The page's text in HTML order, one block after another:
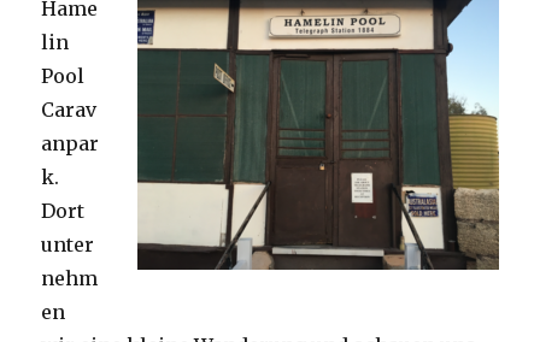
Hame
lin
Pool
Carav
anpar
k.
Dort
unter
nehm
en